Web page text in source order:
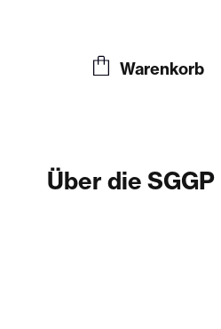
Warenkorb
Über die SGGP